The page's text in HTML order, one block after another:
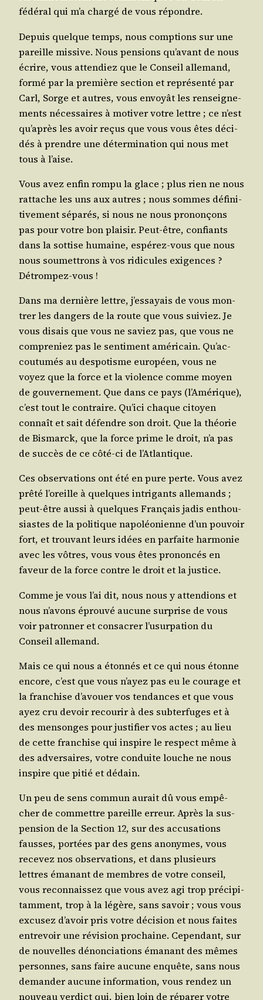
fédé­ral qui m’a char­gé de vous répondre.
Depuis quelque temps, nous comp­tions sur une
pareille mis­sive. Nous pen­sions qu’a­vant de nous
écrire, vous atten­diez que le Conseil alle­mand,
for­mé par la pre­mière sec­tion et repré­sen­té par
Carl, Sorge et autres, vous envoyât les ren­sei­gne­
ments néces­saires à moti­ver votre lettre ; ce n’est
qu’a­près les avoir reçus que vous vous êtes déci­
dés à prendre une déter­mi­na­tion qui nous met
tous à l’aise.
Vous avez enfin rom­pu la glace ; plus rien ne nous
rat­tache les uns aux autres ; nous sommes défi­ni­
ti­ve­ment sépa­rés, si nous ne nous pro­non­çons
pas pour votre bon plai­sir. Peut-être, confiants
dans la sot­tise humaine, espé­rez-vous que nous
nous sou­met­trons à vos ridi­cules exi­gences ?
Détrompez-vous !
Dans ma der­nière lettre, j’es­sayais de vous mon­
trer les dan­gers de la route que vous sui­viez. Je
vous disais que vous ne saviez pas, que vous ne
com­pre­niez pas le sen­ti­ment amé­ri­cain. Qu’ac­
cou­tu­més au des­po­tisme euro­péen, vous ne
voyez que la force et la vio­lence comme moyen
de gou­ver­ne­ment. Que dans ce pays (l’A­mé­rique),
c’est tout le contraire. Qu’i­ci chaque citoyen
connaît et sait défendre son droit. Que la théo­rie
de Bis­marck, que la force prime le droit, n’a pas
de suc­cès de ce côté-ci de l’Atlantique.
Ces obser­va­tions ont été en pure perte. Vous avez
prê­té l’o­reille à quelques intri­gants alle­mands ;
peut-être aus­si à quelques Fran­çais jadis enthou­
siastes de la poli­tique napo­léo­nienne d’un pou­voir
fort, et trou­vant leurs idées en par­faite har­mo­nie
avec les vôtres, vous vous êtes pro­non­cés en
faveur de la force contre le droit et la justice.
Comme je vous l’ai dit, nous nous y atten­dions et
nous n’a­vons éprou­vé aucune sur­prise de vous
voir patron­ner et consa­crer l’u­sur­pa­tion du
Conseil allemand.
Mais ce qui nous a éton­nés et ce qui nous étonne
encore, c’est que vous n’ayez pas eu le cou­rage et
la fran­chise d’a­vouer vos ten­dances et que vous
ayez cru devoir recou­rir à des sub­ter­fuges et à
des men­songes pour jus­ti­fier vos actes ; au lieu
de cette fran­chise qui ins­pire le res­pect même à
des adver­saires, votre conduite louche ne nous
ins­pire que pitié et dédain.
Un peu de sens com­mun aurait dû vous empê­
cher de com­mettre pareille erreur. Après la sus­
pen­sion de la Sec­tion 12, sur des accu­sa­tions
fausses, por­tées par des gens ano­nymes, vous
rece­vez nos obser­va­tions, et dans plu­sieurs
lettres éma­nant de membres de votre conseil,
vous recon­nais­sez que vous avez agi trop pré­ci­pi­
tam­ment, trop à la légère, sans savoir ; vous vous
excu­sez d’a­voir pris votre déci­sion et nous faites
entre­voir une révi­sion pro­chaine. Cepen­dant, sur
de nou­velles dénon­cia­tions éma­nant des mêmes
per­sonnes, sans faire aucune enquête, sans nous
deman­der aucune infor­ma­tion, vous ren­dez un
nou­veau ver­dict qui, bien loin de répa­rer votre